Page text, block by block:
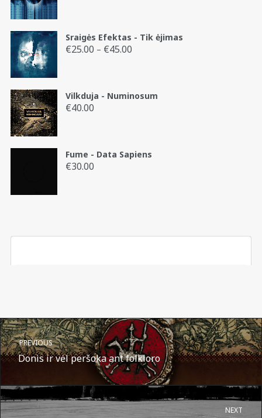
Sraigės Efektas - Tik ėjimas
€25.00 – €45.00Price
€45.00
Vilkduja - Numinosum
€40.00
Fume - Data Sapiens
€30.00
PREVIOUS
Donis ir vėl peršoka ant folkloro
NEXT